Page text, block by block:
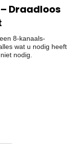
Draadloos
8-kanaals-
wat u nodig heeft
nodig.